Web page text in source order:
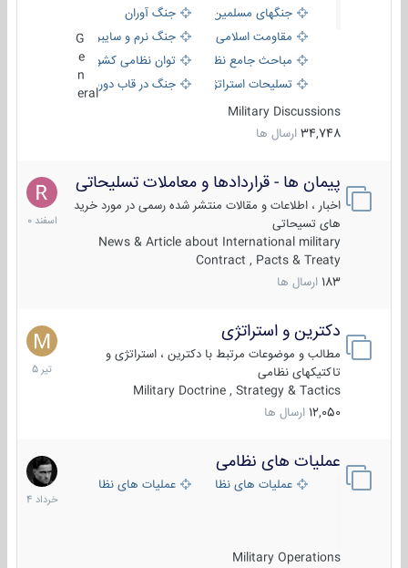
جنگهای مسلمین
جنگ آوران
مقاومت اسلامی
جنگ نرم و سایبری
مباحث جامع نظامی
توان نظامی کشورها
تسلیحات استراتژیک
جنگ در قاب دوربین
eral
Military Discussions
34,748 ارسال ها
پیمان ها - قراردادها و معاملات تسلیحاتی
اخبار ، اطلاعات و مقالات منتشر شده رسمی در مورد خرید
های تسیحاتی
News & Article about International military
Contract , Pacts & Treaty
183 ارسال ها
7
اسفند
1400
دکترین و استراتژی
مطالب و موضوعات مرتبط با دکترین ، استراتژی و
تاکتیکهای نظامی
Military Doctrine , Strategy & Tactics
12,050 ارسال ها
27
تیر
1405
عملیات های نظامی
عملیات های نظامی ایرانعملیات های نظامی خارجی
Military Operations
5
خرداد
1404